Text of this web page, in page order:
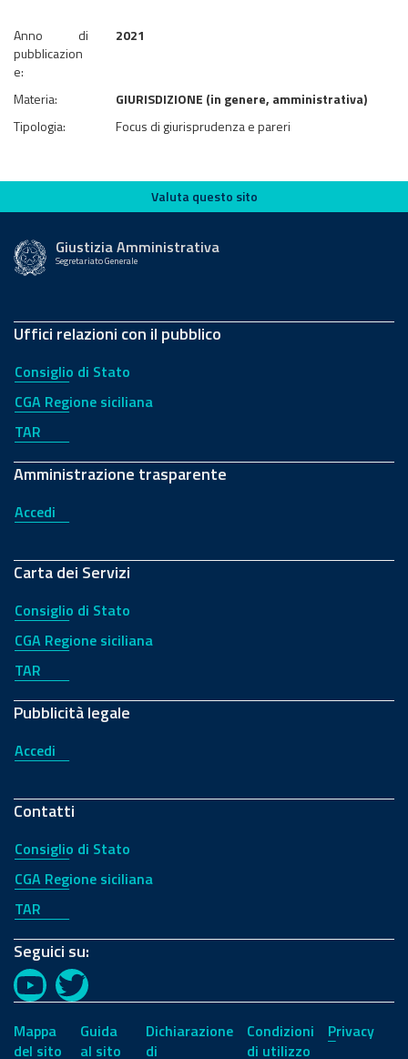
Anno di
pubblicazion
e:
2021
Materia:
GIURISDIZIONE (in genere, amministrativa)
Tipologia:
Focus di giurisprudenza e pareri
Valuta questo sito
Valuta questo sito
Giustizia Amministrativa
Segretariato Generale
Uffici relazioni con il pubblico
Consiglio di Stato
CGA Regione siciliana
TAR
Amministrazione trasparente
Accedi
Carta dei Servizi
Consiglio di Stato
CGA Regione siciliana
TAR
Pubblicità legale
Accedi
Contatti
Consiglio di Stato
CGA Regione siciliana
TAR
Seguici su:
YouTubeTwitter
Mappa
del sito
Guida
al sito
Dichiarazione
di
Condizioni
di utilizzo
Privacy